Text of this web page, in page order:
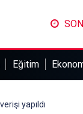
Eğitim
yapıldı